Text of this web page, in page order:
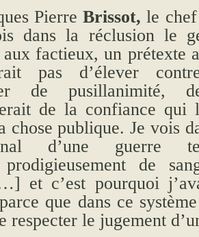
Pierre Brissot,le
dans la réclusion le
factieux, un prétexte
pas d’élever
de pusillanimité,
de la confiance qui
chose publique. Je vois
d’une guerre
prodigieusement de
et c’est pourquoi
que dans ce
respecter le jugement